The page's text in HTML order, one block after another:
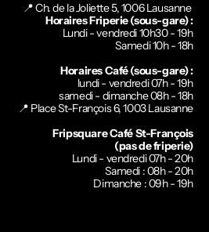
📍 Ch. de la Joliette 5, 1006 Lausanne
Horaires Friperie (sous-gare) :
Lundi - vendredi 10h30 - 19h
Samedi 10h - 18h
Horaires Café (sous-gare) :
lundi - vendredi 07h - 19h
samedi - dimanche 08h - 18h
📍 Place St-François 6, 1003 Lausanne
Fripsquare Café St-François
(pas de friperie)
Lundi - vendredi 07h - 20h
Samedi : 08h - 20h
Dimanche : 09h - 19h